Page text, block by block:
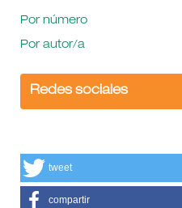
Por número
Por autor/a
Redes sociales
tweet
compartir